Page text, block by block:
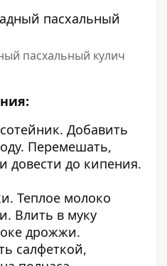
пасхальный кулич
Добавить
Перемешать,
довести до кипения.
Теплое молоко
Влить в муку
дрожжи.
салфеткой,